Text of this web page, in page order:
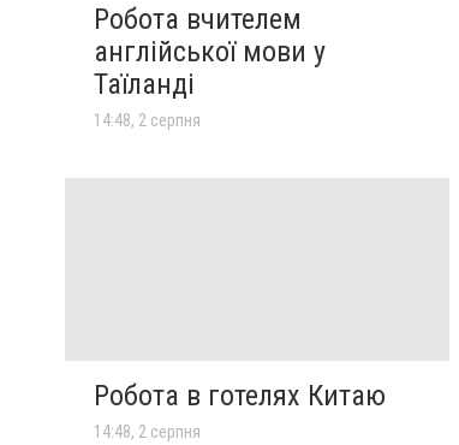
Робота вчителем
англійської мови у
Таїланді
14:48, 2 серпня
Робота в готелях Китаю
14:48, 2 серпня